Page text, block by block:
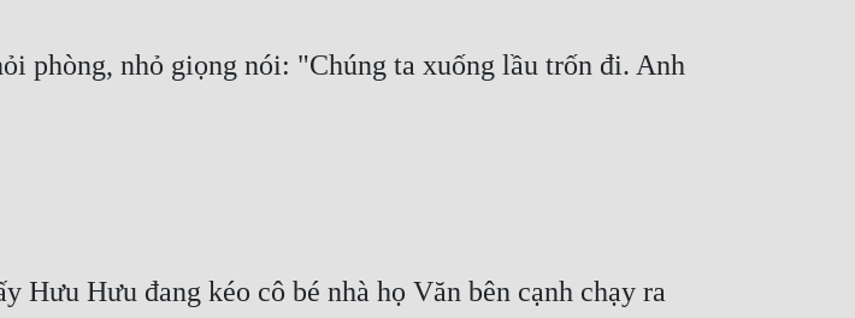
phòng, nhỏ giọng nói: "Chúng ta xuống lầu trốn đi. Anh
Hưu đang kéo cô bé nhà họ Văn bên cạnh chạy ra